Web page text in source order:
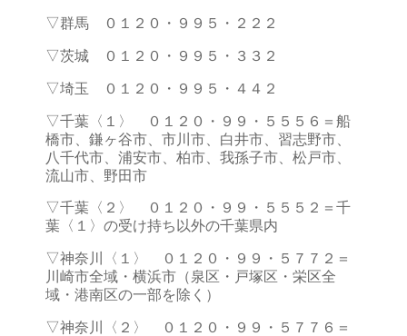
▽群馬 ０１２０・９９５・２２２
▽茨城 ０１２０・９９５・３３２
▽埼玉 ０１２０・９９５・４４２
▽千葉〈１〉 ０１２０・９９・５５５６＝船
橋市、鎌ヶ谷市、市川市、白井市、習志野市、
八千代市、浦安市、柏市、我孫子市、松戸市、
流山市、野田市
▽千葉〈２〉 ０１２０・９９・５５５２＝千
葉〈１〉の受け持ち以外の千葉県内
▽神奈川〈１〉 ０１２０・９９・５７７２＝
川崎市全域・横浜市（泉区・戸塚区・栄区全
域・港南区の一部を除く）
▽神奈川〈２〉 ０１２０・９９・５７７６＝